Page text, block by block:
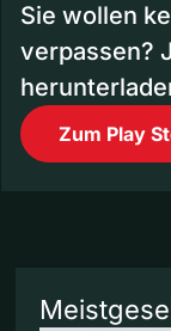
Sie wollen
verpassen?
Zum Play